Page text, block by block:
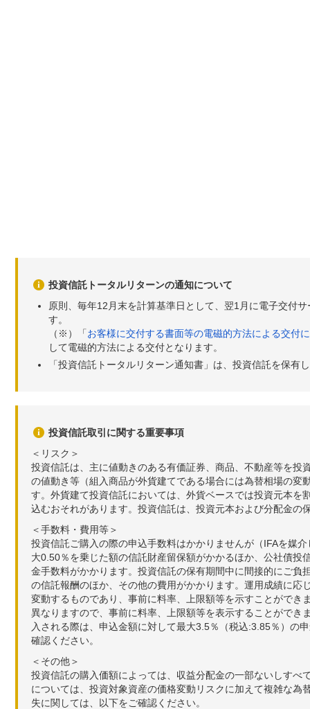
投資信託トータルリターンの通知について
原則、毎年12月末を計算基準日として、翌1月に電子交付
す。
（※）「お客様に交付する書面等の電磁的方法による交付
して電磁的方法による交付となります。
「投資信託トータルリターン通知書」は、投資信託を保有
投資信託取引に関する重要事項
＜リスク＞
投資信託は、主に値動きのある有価証券、商品、不動産等を
の値動き等（組入商品が外貨建てである場合には為替相場の
す。外貨建て投資信託においては、外貨ベースでは投資元本
込むおそれがあります。投資信託は、投資元本および分配金の
＜手数料・費用等＞
投資信託ご購入の際の申込手数料はかかりませんが（IFAを媒
大0.50％を乗じた額の信託財産留保額がかかるほか、公社債
金手数料がかかります。投資信託の保有期間中に間接的にご
の信託報酬のほか、その他の費用がかかります。運用成績に
変動するものであり、事前に料率、上限額等を示すことがで
異なりますので、事前に料率、上限額等を表示することがで
入される際は、申込金額に対して最大3.5％（税込:3.85％）の
確認ください。
＜その他＞
投資信託の購入価額によっては、収益分配金の一部ないしす
については、投資対象資産の価格変動リスクに加えて複雑な
失に関しては、以下をご確認ください。